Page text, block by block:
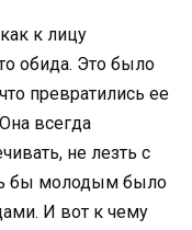
к лицу
обида. Это было
превратились ее
всегда
не лезть с
бы молодым было
И вот к чему